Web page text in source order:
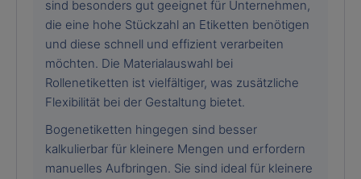
sind besonders gut geeignet für Unternehmen,
die eine hohe Stückzahl an Etiketten benötigen
und diese schnell und effizient verarbeiten
möchten. Die Materialauswahl bei
Rollenetiketten ist vielfältiger, was zusätzliche
Flexibilität bei der Gestaltung bietet.
Bogenetiketten hingegen sind besser
kalkulierbar für kleinere Mengen und erfordern
manuelles Aufbringen. Sie sind ideal für kleinere